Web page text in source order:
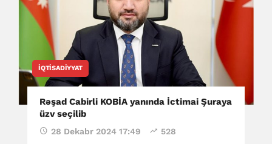
İQTISADIYYAT
Rəşad Cabirli KOBİA yanında İctimai Şuraya
üzv seçilib
28 Dekabr 2024 17:49 528